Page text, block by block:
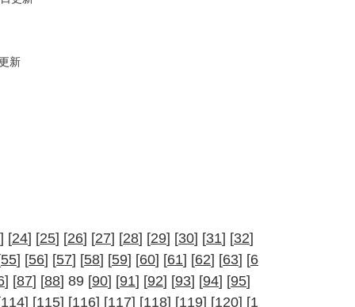
新
] [24] [25] [26] [27] [28] [29] [30] [31] [32]
55] [56] [57] [58] [59] [60] [61] [62] [63] [6
] [87] [88] 89 [90] [91] [92] [93] [94] [95]
114] [115] [116] [117] [118] [119] [120] [1